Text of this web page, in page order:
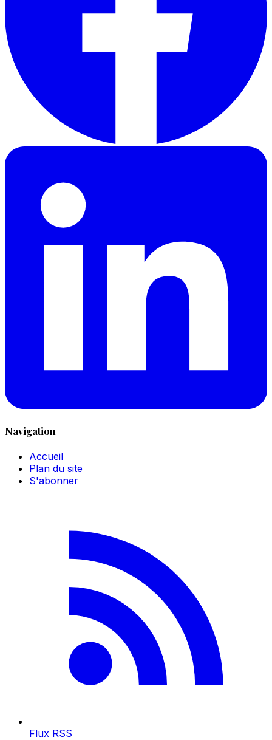
Navigation
Accueil
Plan du site
S'abonner
Flux RSS